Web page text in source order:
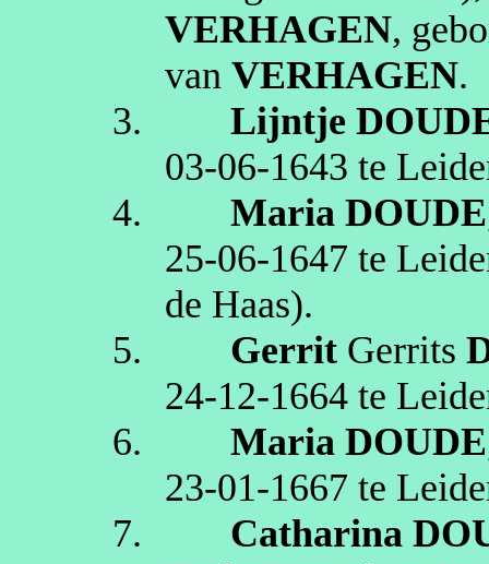
VERHAGEN,
vanVERHAGEN.
3.
Lijntje
03‑06‑1643 te
4.
Maria DOUDE
25‑06‑1647 te
de Haas).
5.
Gerrit Gerrits
24‑12‑1664 te
6.
Maria DOUDE
23‑01‑1667 te
7.
Catharina